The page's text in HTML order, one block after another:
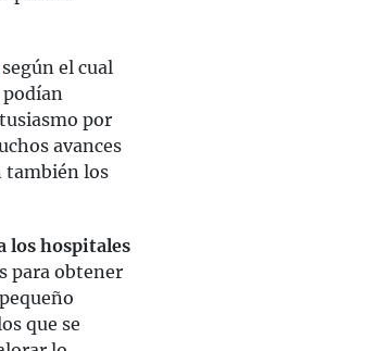
según el cual
por
avances
también los
los hospitales
para obtener
que se